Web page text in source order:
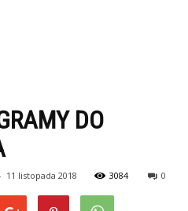
DO
11 listopada 2018 3084 0